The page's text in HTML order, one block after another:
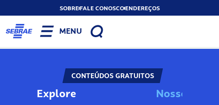
SOBREFALE CONOSCOENDEREÇOS
MENU
CONTEÚDOS GRATUITOS
Explore Nosso